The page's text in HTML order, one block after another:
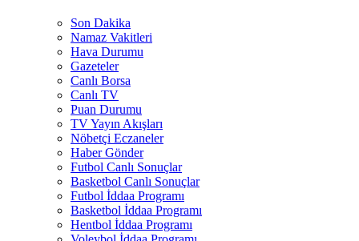
Son Dakika
Namaz Vakitleri
Hava Durumu
Gazeteler
Canlı Borsa
Canlı TV
Puan Durumu
TV Yayın Akışları
Nöbetçi Eczaneler
Haber Gönder
Futbol Canlı Sonuçlar
Basketbol Canlı Sonuçlar
Futbol İddaa Programı
Basketbol İddaa Programı
Hentbol İddaa Programı